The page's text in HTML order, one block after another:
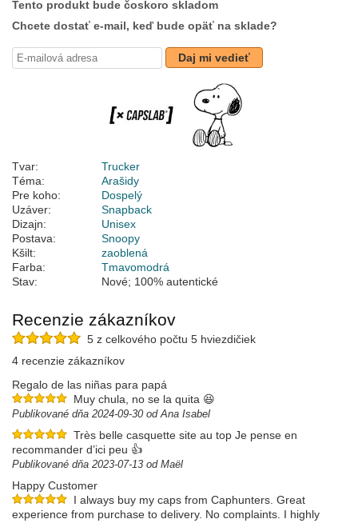
Tento produkt bude čoskoro skladom
Chcete dostať e-mail, keď bude opäť na sklade?
Daj mi vedieť
Tvar:
Trucker
Téma:
Arašidy
Pre koho:
Dospelý
Uzáver:
Snapback
Dizajn:
Unisex
Postava:
Snoopy
Kšilt:
zaoblená
Farba:
Tmavomodrá
Stav:
Nové; 100% autentické
Recenzie zákazníkov
5 z celkového počtu 5 hviezdičiek
4 recenzie zákazníkov
Regalo de las niñas para papá
Muy chula, no se la quita 😆
Publikované dňa 2024-09-30 od Ana Isabel
Très belle casquette site au top Je pense en
recommander d’ici peu 👍
Publikované dňa 2023-07-13 od Maël
Happy Customer
I always buy my caps from Caphunters. Great
experience from purchase to delivery. No complaints. I highly